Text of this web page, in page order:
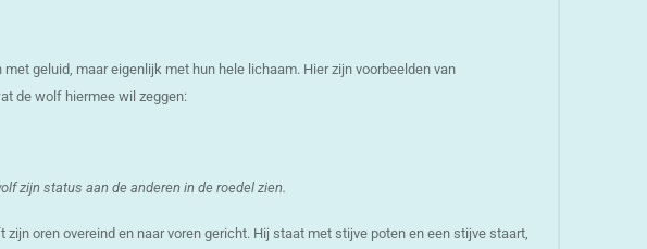
geluid, maar eigenlijk met hun hele lichaam. Hier zijn voorbeelden van
de wolf hiermee wil zeggen:
zijn status aan de anderen in de roedel zien.
zijn oren overeind en naar voren gericht. Hij staat met stijve poten en een stijve staart,